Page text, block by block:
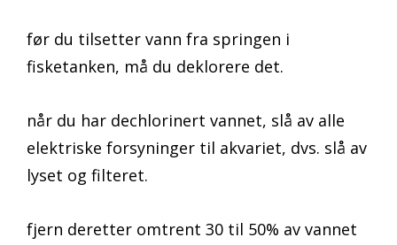
før du tilsetter vann fra springen i
fisketanken, må du deklorere det.
når du har dechlorinert vannet, slå av alle
elektriske forsyninger til akvariet, dvs. slå av
lyset og filteret.
fjern deretter omtrent 30 til 50% av vannet